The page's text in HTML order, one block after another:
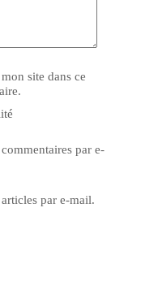
site dans ce
par e-
par e-mail.